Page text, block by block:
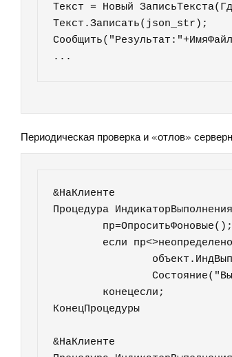
Текст = Новый
Текст.Записать(json_str);
...
Периодическая проверка и «отлов»
&НаКлиенте
Процедура
		Состояние("Выполнено "+пр);
КонецПроцедуры
&НаКлиенте